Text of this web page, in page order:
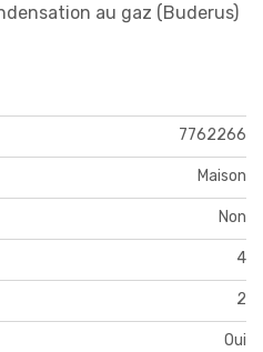
au gaz (Buderus)
7762266
Maison
Non
4
2
Oui